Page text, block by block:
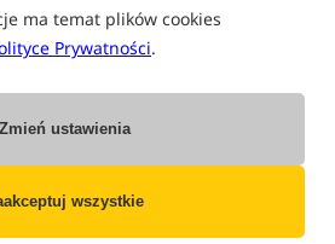
ma temat plików cookies
Prywatności.
Zmień ustawienia
wszystkie